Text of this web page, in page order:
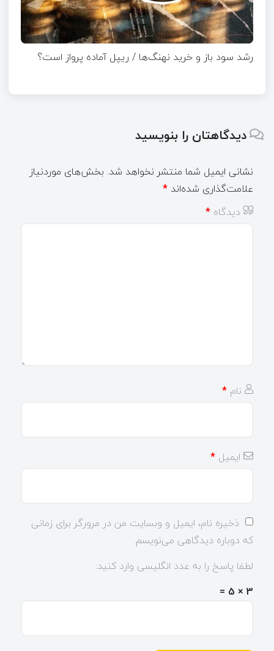
رشد سود باز و خرید نهنگ‌ها / ریپل آماده پرواز است؟
دیدگاهتان را بنویسید
نشانی ایمیل شما منتشر نخواهد شد. بخش‌های موردنیاز
علامت‌گذاری شده‌اند *
دیدگاه *
نام *
ایمیل *
ذخیره نام، ایمیل و وبسایت من در مرورگر برای زمانی
که دوباره دیدگاهی می‌نویسم.
لطفا پاسخ را به عدد انگلیسی وارد کنید:
3 × 5 =